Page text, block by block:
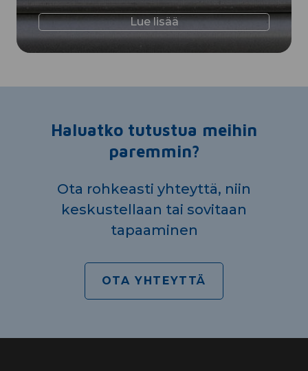
Lue lisää
Haluatko tutustua meihin
paremmin?
Ota rohkeasti yhteyttä, niin
keskustellaan tai sovitaan
tapaaminen
OTA YHTEYTTÄ